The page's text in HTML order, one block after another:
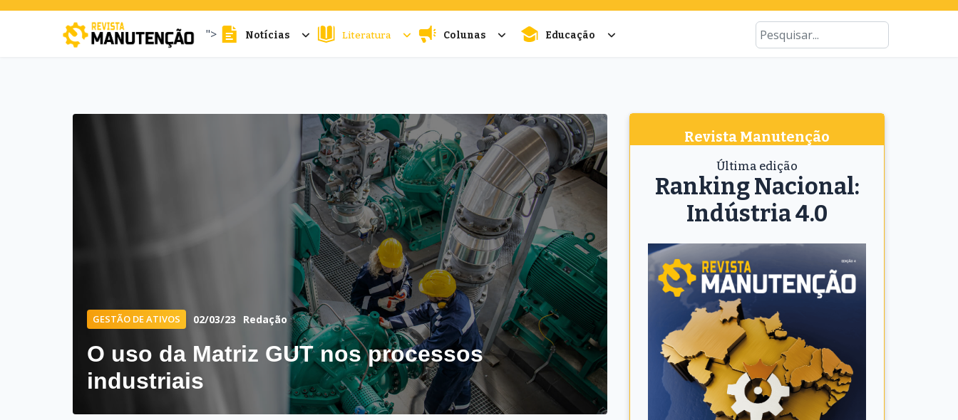
"> Notícias Literatura Colunas Educação
GESTÃO DE ATIVOS 02/03/23 Redação
O uso da Matriz GUT nos processos
industriais
Revista Manutenção
Última edição
Ranking Nacional:
Indústria 4.0